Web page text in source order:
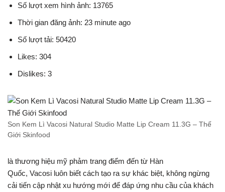
Số lượt xem hình ảnh: 13765
Thời gian đăng ảnh: 23 minute ago
Số lượt tải: 50420
Likes: 304
Dislikes: 3
Son Kem Lì Vacosi Natural Studio Matte Lip Cream 11.3G – Thế
Giới Skinfood
là thương hiệu mỹ phảm trang điểm đến từ Hàn
Quốc, Vacosi luôn biết cách tạo ra sự khác biệt, không ngừng
cải tiến cập nhật xu hướng mới để đáp ứng nhu cầu của khách